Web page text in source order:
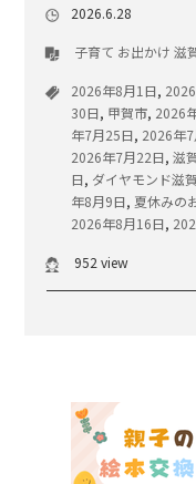
2026.6.28
子育て お出かけ 滋
2026年8月1日,
30日, 甲賀市, 2026
年7月25日, 2026年
2026年7月22日,滋
日, ダイヤモンド滋賀
年8月9日, 夏休みの
2026年8月16日,
952 view